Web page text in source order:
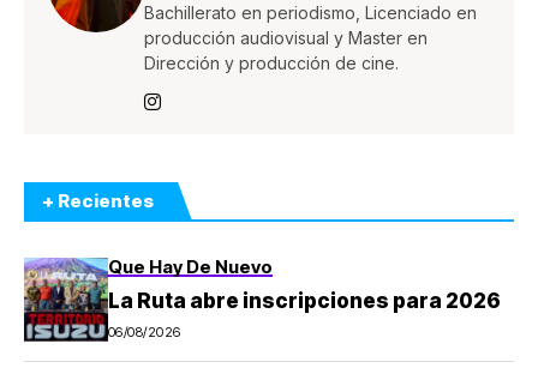
Bachillerato en periodismo, Licenciado en
producción audiovisual y Master en
Dirección y producción de cine.
+ Recientes
Que Hay De Nuevo
La Ruta abre inscripciones para 2026
06/08/2026